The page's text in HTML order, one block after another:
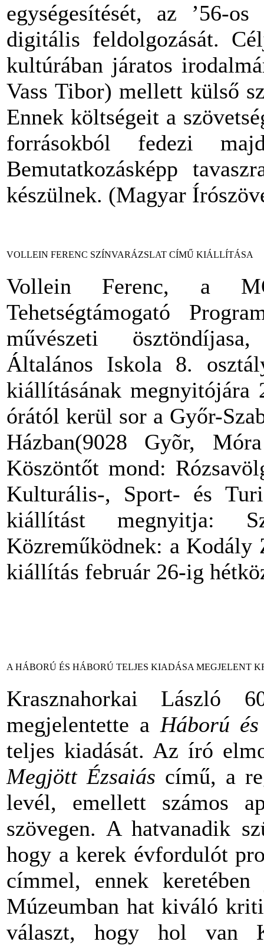
egységesítését, az ’56-
digitális feldolgozását.
kultúrában járatos
Vass Tibor) mellett külső
Ennek költségeit a
forrásokból fedezi
Bemutatkozásképp
készülnek. (Magyar
VOLLEIN FERENC SZÍNVARÁZSLAT CÍMŰ KIÁLLÍTÁSA
Vollein Ferenc, a
Tehetségtámogató
művészeti
Általános Iskola 8.
kiállításának megnyitójára
órától kerül sor a Győr-
Házban(9028 Gyõr,
Köszöntőt mond:
Kulturális-, Sport- és
kiállítást megnyitja:
Közreműködnek: a
kiállítás február 26-ig
A HÁBORÚ ÉS HÁBORÚ TELJES KIADÁSA MEGJELENT
Krasznahorkai László
megjelentette a Háború
teljes kiadását. Az író
Megjött Ézsaiás című, a
levél, emellett számos
szövegen. A hatvanadik
hogy a kerek évfordulót
címmel, ennek
Múzeumban hat kiváló
választ, hogy hol van